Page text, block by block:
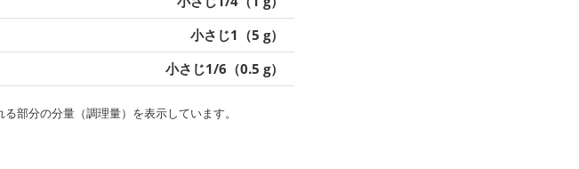
小さじ1（5 g）
小さじ1/6（0.5 g）
部分の分量（調理量）を表示しています。